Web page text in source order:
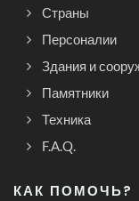
Страны
Персоналии
Здания и
Памятники
Техника
F.A.Q.
КАК ПОМОЧЬ?